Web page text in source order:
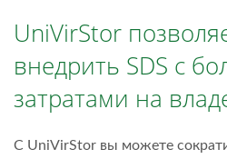
UniVirStor
внедрить SDS с
затратами на
С UniVirStor вы можете